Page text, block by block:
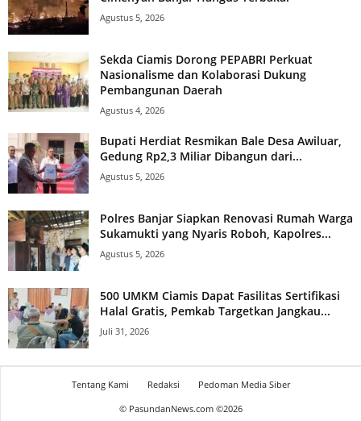
Agustus 5, 2026
Sekda Ciamis Dorong PEPABRI Perkuat
Nasionalisme dan Kolaborasi Dukung
Pembangunan Daerah
Agustus 4, 2026
Bupati Herdiat Resmikan Bale Desa Awiluar,
Gedung Rp2,3 Miliar Dibangun dari...
Agustus 5, 2026
Polres Banjar Siapkan Renovasi Rumah Warga
Sukamukti yang Nyaris Roboh, Kapolres...
Agustus 5, 2026
500 UMKM Ciamis Dapat Fasilitas Sertifikasi
Halal Gratis, Pemkab Targetkan Jangkau...
Juli 31, 2026
Tentang Kami Redaksi
Pedoman Media Siber
© PasundanNews.com ©2026